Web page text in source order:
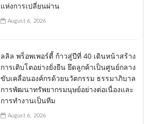
แห่งการเปลี่ยนผ่าน
August 6, 2026
ลลิล พร็อพเพอร์ตี้ ก้าวสู่ปีที่ 40 เดินหน้าสร้าง
การเติบโตอย่างยั่งยืน ยึดลูกค้าเป็นศูนย์กลาง
ขับเคลื่อนองค์กรด้วยนวัตกรรม ธรรมาภิบาล
การพัฒนาทรัพยากรมนุษย์อย่างต่อเนื่องและ
การทำงานเป็นทีม
August 6, 2026